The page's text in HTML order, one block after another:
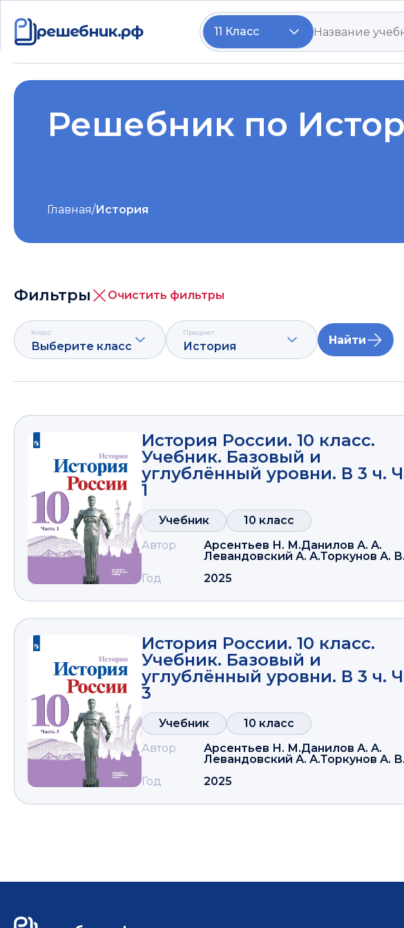
решебник.рф 11 Класс
Решебник по
Главная/История
Фильтры Очистить фильтры
Класс
Выберите класс
Предмет
История Найти
История России. 10 класс.
Учебник. Базовый и
углублённый уровни. В 3 ч.
1
Учебник
10 класс
Автор
Арсентьев Н. М.Данилов А. А.
Левандовский А. А.Торкунов А. В.
Год
2025
История России. 10 класс.
Учебник. Базовый и
углублённый уровни. В 3 ч.
3
Учебник
10 класс
Автор
Арсентьев Н. М.Данилов А. А.
Левандовский А. А.Торкунов А. В.
Год
2025